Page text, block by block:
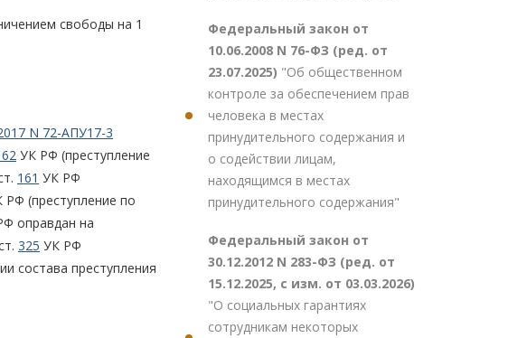
свободы на 1
N 72-АПУ17-3
УК РФ (преступление
161 УК РФ
РФ (преступление по
оправдан на
325 УК РФ
состава преступления
Федеральный закон от
10.06.2008 N 76-ФЗ (ред. от
23.07.2025) "Об общественном
контроле за обеспечением прав
человека в местах
принудительного содержания и
о содействии лицам,
находящимся в местах
принудительного содержания"
Федеральный закон от
30.12.2012 N 283-ФЗ (ред. от
15.12.2025, с изм. от 03.03.2026)
"О социальных гарантиях
сотрудникам некоторых